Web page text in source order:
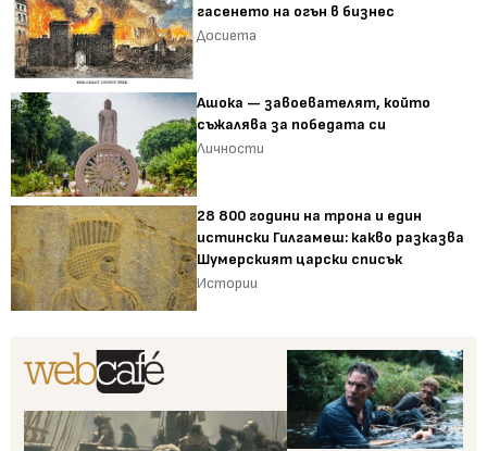
гасенето на огън в бизнес
Досиета
Ашока — завоевателят, който
съжалява за победата си
Личности
28 800 години на трона и един
истински Гилгамеш: какво разказва
Шумерският царски списък
Истории